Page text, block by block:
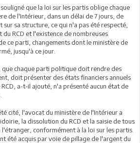
que la loi sur les partis oblige chaque
de l'Intérieur, dans un délai de 7 jours, de
sa structure, ce qui n'a pas été respecté,
RCD et l'existence de nombreuses
ce parti, changements dont le ministère de
jusqu'à ce jour.
chaque parti politique doit rendre des
doit présenter des états financiers annuels
a-t-il ajouté, n'a présenté aucun état de
cité, l'avocat du ministère de l'Intérieur a
la dissolution du RCD et la saisie de tous
l'étranger, conformément à la loi sur les partis.
été acquis par voie de pillage de l'argent du